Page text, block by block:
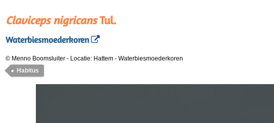
Claviceps nigricansTul.
Waterbiesmoederkoren
© Menno Boomsluiter - Locatie: Hattem - Waterbiesmoederkoren
Habitus